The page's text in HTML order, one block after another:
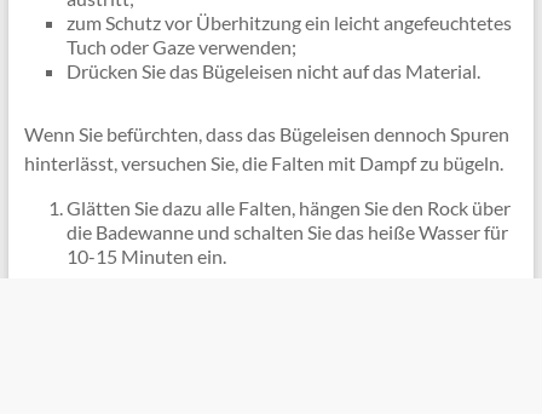
zum Schutz vor Überhitzung ein leicht angefeuchtetes
Tuch oder Gaze verwenden;
Drücken Sie das Bügeleisen nicht auf das Material.
Wenn Sie befürchten, dass das Bügeleisen dennoch Spuren
hinterlässt, versuchen Sie, die Falten mit Dampf zu bügeln.
Glätten Sie dazu alle Falten, hängen Sie den Rock über
die Badewanne und schalten Sie das heiße Wasser für
10-15 Minuten ein.